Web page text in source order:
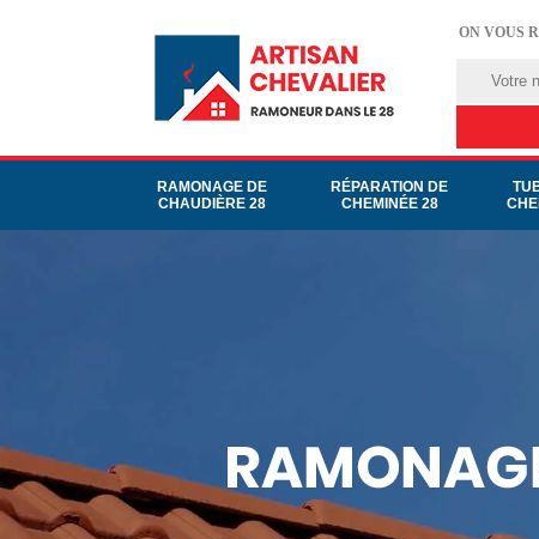
ON VOUS
RAMONAGE DE
CHAUDIÈRE 28
RÉPARATION DE
CHEMINÉE 28